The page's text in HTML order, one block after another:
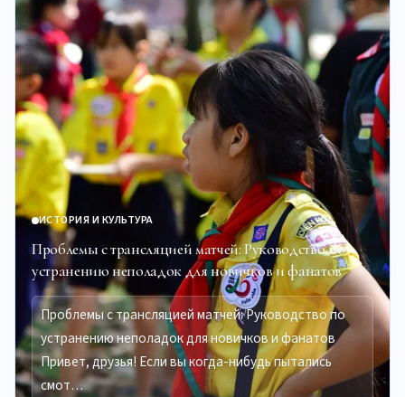
ИСТОРИЯ И КУЛЬТУРА
Проблемы с трансляцией матчей: Руководство по
устранению неполадок для новичков и фанатов
Проблемы с трансляцией матчей: Руководство по
устранению неполадок для новичков и фанатов
Привет, друзья! Если вы когда-нибудь пытались
смот…